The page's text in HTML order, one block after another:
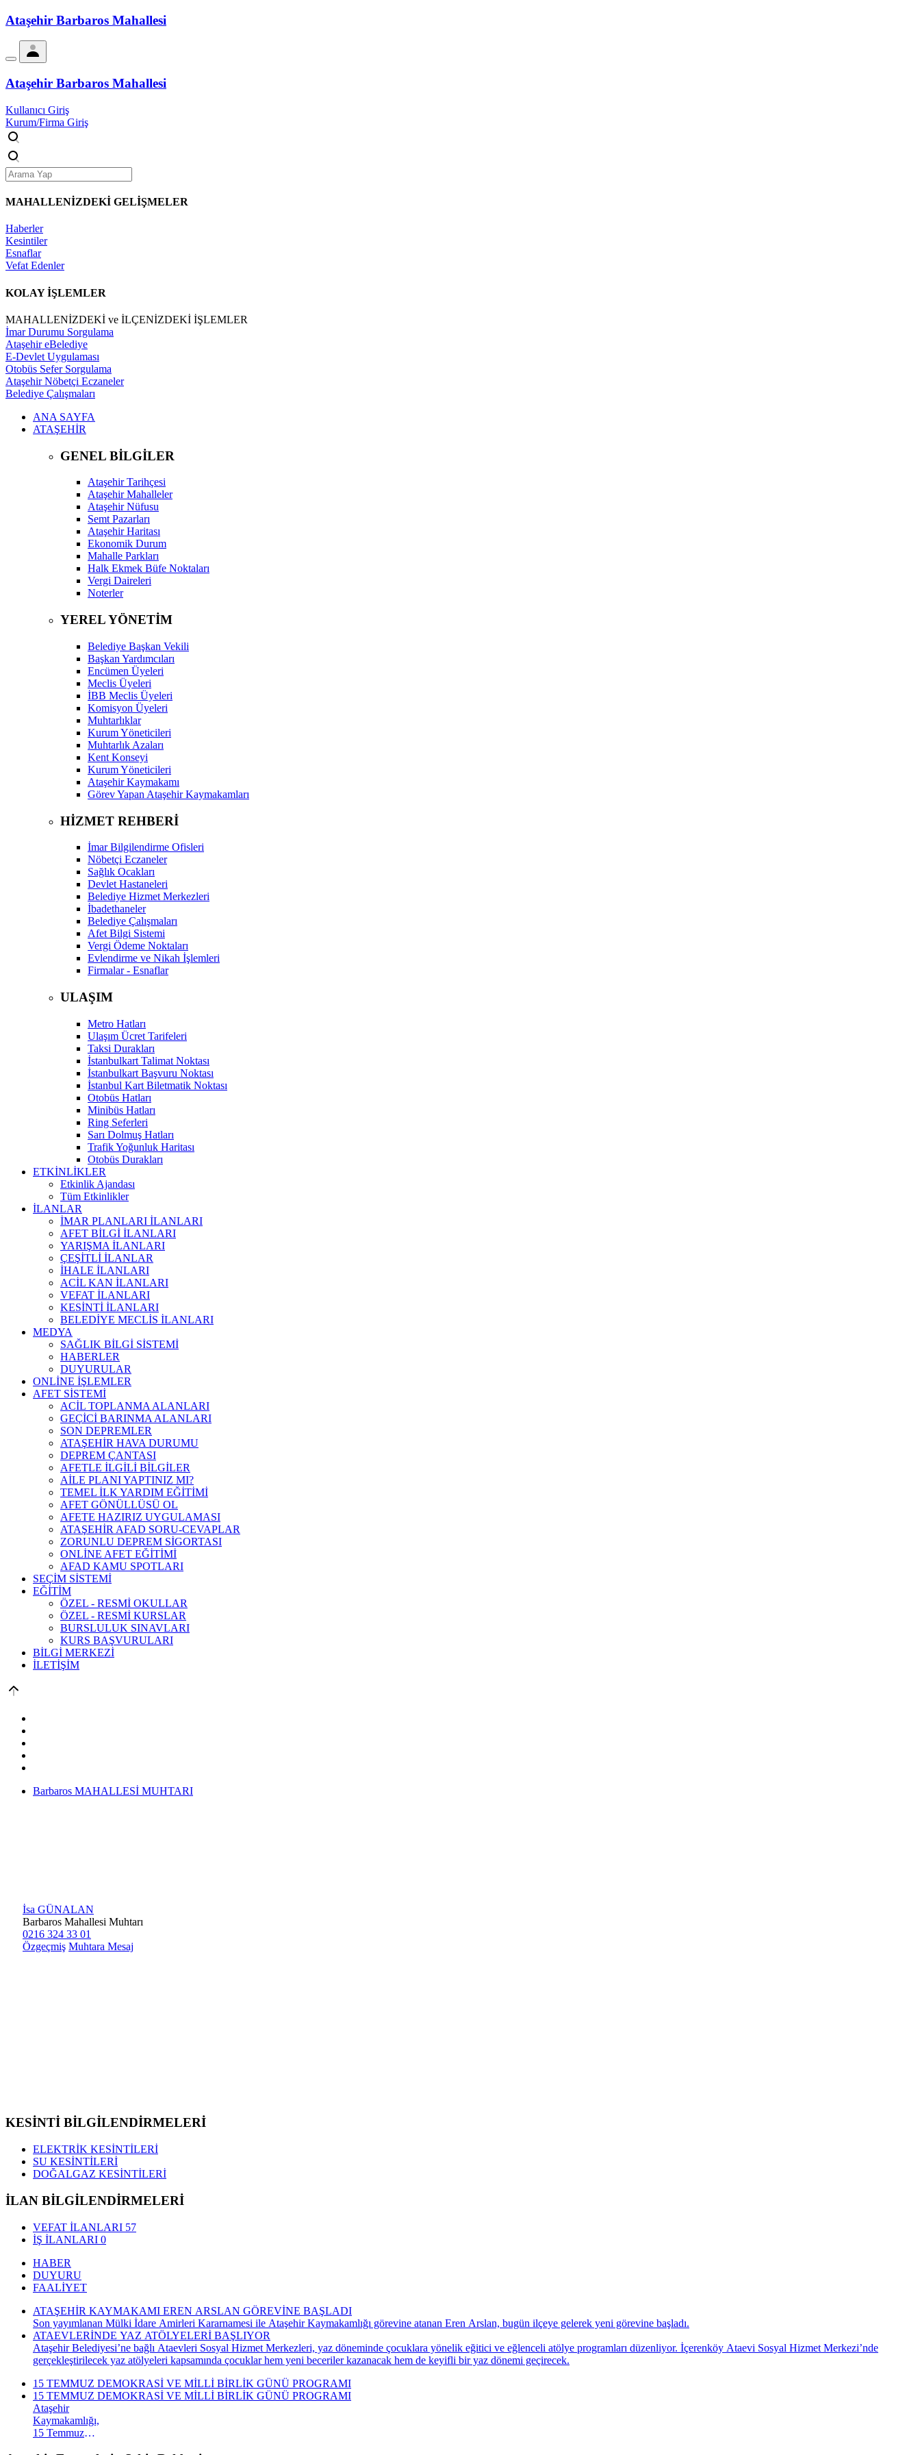
Ataşehir Barbaros Mahallesi
Ataşehir Barbaros Mahallesi
Kullanıcı Giriş
Kurum/Firma Giriş
MAHALLENİZDEKİ GELİŞMELER
Haberler
Kesintiler
Esnaflar
Vefat Edenler
KOLAY İŞLEMLER
MAHALLENİZDEKİ ve İLÇENİZDEKİ İŞLEMLER
İmar Durumu Sorgulama
Ataşehir eBelediye
E-Devlet Uygulaması
Otobüs Sefer Sorgulama
Ataşehir Nöbetçi Eczaneler
Belediye Çalışmaları
ANA SAYFA
ATAŞEHİR
GENEL BİLGİLER
Ataşehir Tarihçesi
Ataşehir Mahalleler
Ataşehir Nüfusu
Semt Pazarları
Ataşehir Haritası
Ekonomik Durum
Mahalle Parkları
Halk Ekmek Büfe Noktaları
Vergi Daireleri
Noterler
YEREL YÖNETİM
Belediye Başkan Vekili
Başkan Yardımcıları
Encümen Üyeleri
Meclis Üyeleri
İBB Meclis Üyeleri
Komisyon Üyeleri
Muhtarlıklar
Kurum Yöneticileri
Muhtarlık Azaları
Kent Konseyi
Kurum Yöneticileri
Ataşehir Kaymakamı
Görev Yapan Ataşehir Kaymakamları
HİZMET REHBERİ
İmar Bilgilendirme Ofisleri
Nöbetçi Eczaneler
Sağlık Ocakları
Devlet Hastaneleri
Belediye Hizmet Merkezleri
İbadethaneler
Belediye Çalışmaları
Afet Bilgi Sistemi
Vergi Ödeme Noktaları
Evlendirme ve Nikah İşlemleri
Firmalar - Esnaflar
ULAŞIM
Metro Hatları
Ulaşım Ücret Tarifeleri
Taksi Durakları
İstanbulkart Talimat Noktası
İstanbulkart Başvuru Noktası
İstanbul Kart Biletmatik Noktası
Otobüs Hatları
Minibüs Hatları
Ring Seferleri
Sarı Dolmuş Hatları
Trafik Yoğunluk Haritası
Otobüs Durakları
ETKİNLİKLER
Etkinlik Ajandası
Tüm Etkinlikler
İLANLAR
İMAR PLANLARI İLANLARI
AFET BİLGİ İLANLARI
YARIŞMA İLANLARI
ÇEŞİTLİ İLANLAR
İHALE İLANLARI
ACİL KAN İLANLARI
VEFAT İLANLARI
KESİNTİ İLANLARI
BELEDİYE MECLİS İLANLARI
MEDYA
SAĞLIK BİLGİ SİSTEMİ
HABERLER
DUYURULAR
ONLİNE İŞLEMLER
AFET SİSTEMİ
ACİL TOPLANMA ALANLARI
GEÇİCİ BARINMA ALANLARI
SON DEPREMLER
ATAŞEHİR HAVA DURUMU
DEPREM ÇANTASI
AFETLE İLGİLİ BİLGİLER
AİLE PLANI YAPTINIZ MI?
TEMEL İLK YARDIM EĞİTİMİ
AFET GÖNÜLLÜSÜ OL
AFETE HAZIRIZ UYGULAMASI
ATAŞEHİR AFAD SORU-CEVAPLAR
ZORUNLU DEPREM SİGORTASI
ONLİNE AFET EĞİTİMİ
AFAD KAMU SPOTLARI
SEÇİM SİSTEMİ
EĞİTİM
ÖZEL - RESMİ OKULLAR
ÖZEL - RESMİ KURSLAR
BURSLULUK SINAVLARI
KURS BAŞVURULARI
BİLGİ MERKEZİ
İLETİŞİM
Barbaros MAHALLESİ MUHTARI
İsa GÜNALAN
Barbaros Mahallesi Muhtarı
0216 324 33 01
Özgeçmiş Muhtara Mesaj
KESİNTİ BİLGİLENDİRMELERİ
ELEKTRİK KESİNTİLERİ
SU KESİNTİLERİ
DOĞALGAZ KESİNTİLERİ
İLAN BİLGİLENDİRMELERİ
VEFAT İLANLARI 57
İŞ İLANLARI 0
HABER
DUYURU
FAALİYET
ATAŞEHİR KAYMAKAMI EREN ARSLAN GÖREVİNE BAŞLADI
Son yayımlanan Mülki İdare Amirleri Kararnamesi ile Ataşehir Kaymakamlığı görevine atanan Eren Arslan, bugün ilçeye gelerek yeni görevine başladı.
ATAEVLERİNDE YAZ ATÖLYELERİ BAŞLIYOR
Ataşehir Belediyesi’ne bağlı Ataevleri Sosyal Hizmet Merkezleri, yaz döneminde çocuklara yönelik eğitici ve eğlenceli atölye programları düzenliyor. İçerenköy Ataevi Sosyal Hizmet Merkezi’nde
gerçekleştirilecek yaz atölyeleri kapsamında çocuklar hem yeni beceriler kazanacak hem de keyifli bir yaz dönemi geçirecek.
15 TEMMUZ DEMOKRASİ VE MİLLİ BİRLİK GÜNÜ PROGRAMI
15 TEMMUZ DEMOKRASİ VE MİLLİ BİRLİK GÜNÜ PROGRAMI
Ataşehir
Kaymakamlığı,
15 Temmuz